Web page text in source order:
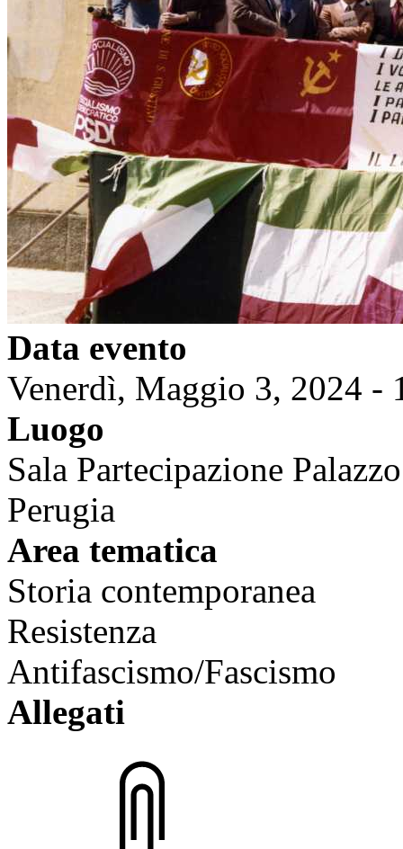
Data evento
Venerdì, Maggio 3, 2024 -
Luogo
Sala Partecipazione
Perugia
Area tematica
Storia contemporanea
Resistenza
Antifascismo/Fascismo
Allegati